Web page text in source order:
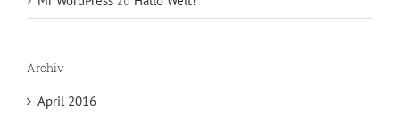
Archiv
April 2016